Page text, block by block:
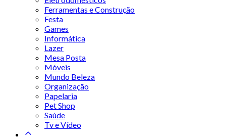
Ferramentas e Construção
Festa
Games
Informática
Lazer
Mesa Posta
Móveis
Mundo Beleza
Organização
Papelaria
Pet Shop
Saúde
Tv e Vídeo